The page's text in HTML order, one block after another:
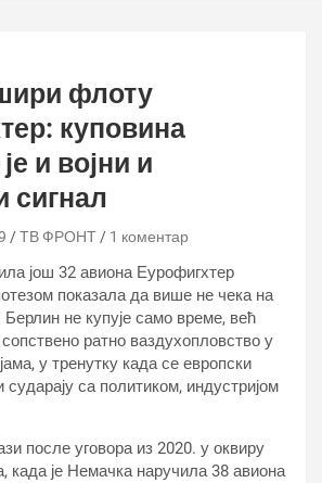
флоту
куповина
и војни и
сигнал
ТВ ФРОНТ 1 коментар
још 32 авиона Еурофигхтер
показала да више не чека на
не купује само време, већ
ратно ваздухопловство у
у тренутку када се европски
са политиком, индустријом
после уговора из 2020. у оквиру
када је Немачка наручила 38 авиона